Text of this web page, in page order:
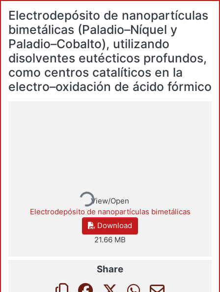
Electrodepósito de nanopartículas
bimetálicas (Paladio–Níquel y
Paladio–Cobalto), utilizando
disolventes eutécticos profundos,
como centros catalíticos en la
electro–oxidación de ácido fórmico
Loading...View/Open
Electrodepósito de nanopartículas bimetálicas
Download
21.66 MB
Share